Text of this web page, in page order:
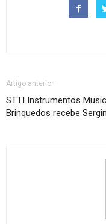
Artigo anterior
STTI Instrumentos
Brinquedos recebe